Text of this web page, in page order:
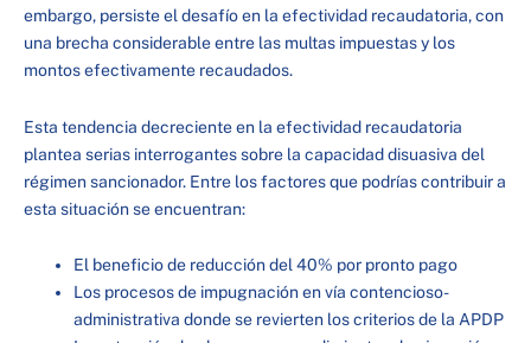
embargo, persiste el desafío en la efectividad recaudatoria, con
una brecha considerable entre las multas impuestas y los
montos efectivamente recaudados.
Esta tendencia decreciente en la efectividad recaudatoria
plantea serias interrogantes sobre la capacidad disuasiva del
régimen sancionador. Entre los factores que podrías contribuir a
esta situación se encuentran:
El beneficio de reducción del 40% por pronto pago
Los procesos de impugnación en vía contencioso-
administrativa donde se revierten los criterios de la APDP